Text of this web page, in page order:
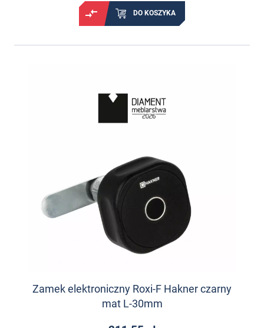
DO KOSZYKA
Zamek elektroniczny Roxi-F Hakner czarny
mat L-30mm